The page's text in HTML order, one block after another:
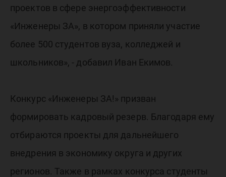
проектов в сфере энергоэффективности
«Инженеры ЗА», в котором приняли участие
более 500 студентов вуза, колледжей и
школьников», - добавил Иван Екимов.
Конкурс «Инженеры ЗА!» призван
формировать кадровый резерв. Благодаря ему
отбираются проекты для дальнейшего
внедрения в экономику округа и других
регионов. Также в рамках конкурса студенты